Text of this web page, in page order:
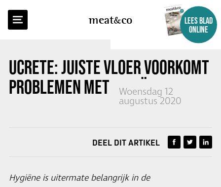
meatco
LEES BLAD
ONLINE
UCRETE: JUISTE VLOER VOORKOMT
PROBLEMEN MET HYGIËNE
Woensdag 12
augustus 2020
TERUG NAAR OVERZICHT
DEEL DIT ARTIKEL
Hygiëne is uitermate belangrijk in de